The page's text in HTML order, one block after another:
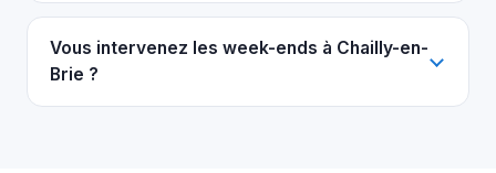
Vous intervenez les week-ends à Chailly-en-
Brie ?